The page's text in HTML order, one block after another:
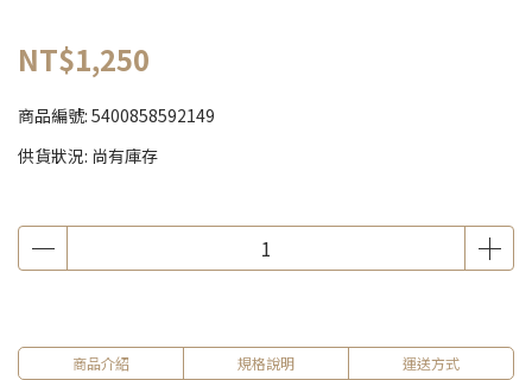
NT$1,250
商品編號: 5400858592149
供貨狀況: 尚有庫存
商品介紹 規格說明 運送方式